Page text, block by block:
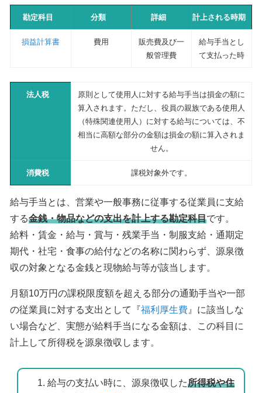
勘定科目 分類 詳細 計上される時期
損益計算書 費用
販売費及び一
般管理費
給与手当とし
て支払った時
法人税
原則として使用人に対する給与手当は損金の額に
算入されます。ただし、役員の親族である使用人
（特殊関連使用人）に対する給与については、不
相当に高額な部分の金額は損金の額に算入されま
せん。
消費税 課税対象外です。
給与手当とは、営業や一般事務に従事する従業員に支給
する金銭・物品などの支出を計上する勘定科目です。
給料・賃金・給与・賞与・残業手当・制服支給・通期定
期代・社宅・食事の給付などの名称に関わらず、源泉徴
収の対象となる金銭と現物給与等が該当します。
月額10万円の課税限度額を超える部分の通勤手当や一部
の従業員に対する支出として『 福利厚生費』に該当しな
い場合など、実態が給料手当になる金額は、この科目に
計上して所得税を源泉徴収します。
給与の支払い時に、源泉徴収した所得税や住